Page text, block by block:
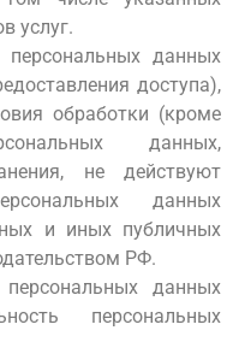
услуг.
персональных данных
доступа),
обработки (кроме
данных,
не действуют
данных
и иных публичных
РФ.
данных
персональных